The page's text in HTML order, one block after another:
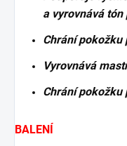
a vyrovnává tón
Chrání
Vyrovnává
Chrání pokožku
BALENÍ